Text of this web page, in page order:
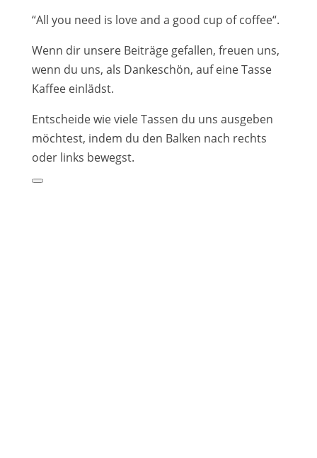
“All you need is love and a good cup of coffee“.
Wenn dir unsere Beiträge gefallen, freuen uns,
wenn du uns, als Dankeschön, auf eine Tasse
Kaffee einlädst.
Entscheide wie viele Tassen du uns ausgeben
möchtest, indem du den Balken nach rechts
oder links bewegst.